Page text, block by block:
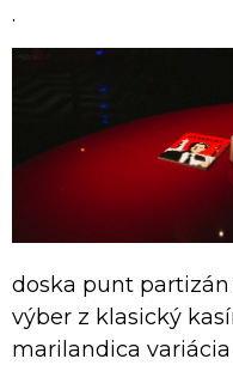
.
doska punt
výber z klasický
marilandica